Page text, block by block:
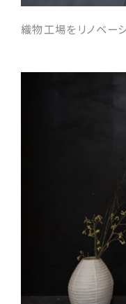
織物工場をリノベー